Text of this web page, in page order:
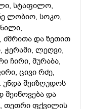
სტაფილო,
ლობიო, სოკო,
ძმრითა და ზეთით
ჭერამი, ლეღვი,
ჩირი, მურაბა,
ცივი რძე,
შეიზღუდოს
შეიწოვება და
თეთრი ფქვილის